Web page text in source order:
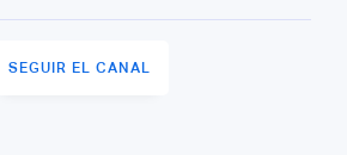
SEGUIR EL CANAL